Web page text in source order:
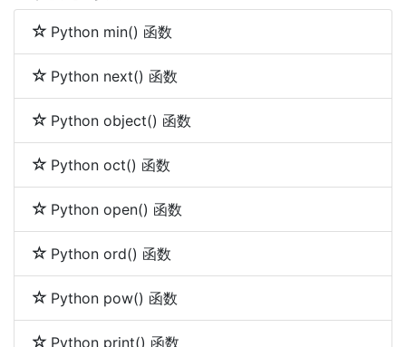
Python min() 函数
Python next() 函数
Python object() 函数
Python oct() 函数
Python open() 函数
Python ord() 函数
Python pow() 函数
Python print() 函数